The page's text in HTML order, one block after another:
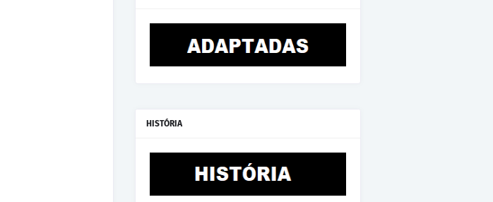
HISTÓRIA